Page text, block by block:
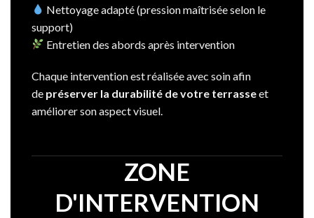
Nettoyage adapté (pression maîtrisée selon le
support)
Entretien des abords après intervention
Chaque intervention est réalisée avec soin afin
de préserver la durabilité de votre terrasseet
améliorer son aspect visuel.
ZONE
D'INTERVENTION